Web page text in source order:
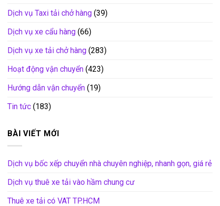
Dịch vụ Taxi tải chở hàng (39)
Dịch vụ xe cẩu hàng (66)
Dịch vụ xe tải chở hàng (283)
Hoạt động vận chuyển (423)
Hướng dẫn vận chuyển (19)
Tin tức (183)
BÀI VIẾT MỚI
Dịch vụ bốc xếp chuyển nhà chuyên nghiệp, nhanh gọn, giá rẻ
Dịch vụ thuê xe tải vào hầm chung cư
Thuê xe tải có VAT TP.HCM